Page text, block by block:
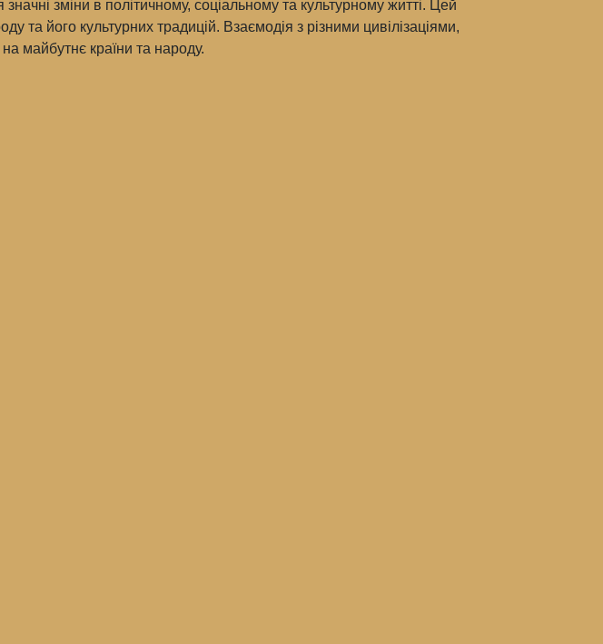
зміни в політичному, соціальному та культурному житті. Цей
та його культурних традицій. Взаємодія з різними цивілізаціями,
майбутнє країни та народу.